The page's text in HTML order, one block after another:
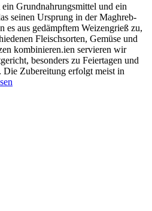
Grundnahrungsmittel und ein
seinen Ursprung in der Maghreb-
es aus gedämpftem Weizengrieß zu,
Fleischsorten, Gemüse und
kombinieren.ien servieren wir
besonders zu Feiertagen und
Die Zubereitung erfolgt meist in